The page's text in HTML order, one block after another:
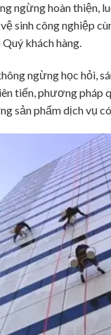
ngừng hoàn thiện,
sinh công nghiệp
khách hàng.
ngừng học hỏi,
tiến, phương pháp
sản phẩm dịch vụ